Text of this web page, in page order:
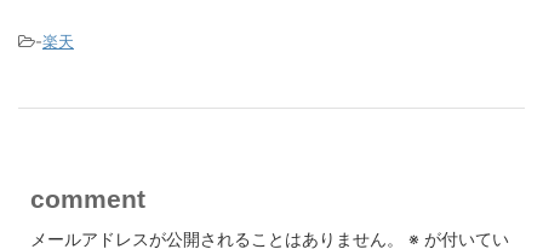
-楽天
comment
メールアドレスが公開されることはありません。 ※ が付いてい